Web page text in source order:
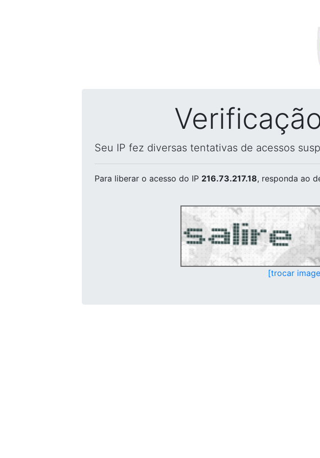
Seu IP fez diversas tentativas de acessos
Para liberar o acesso do IP 216.73.217.18, responda ao
[trocar